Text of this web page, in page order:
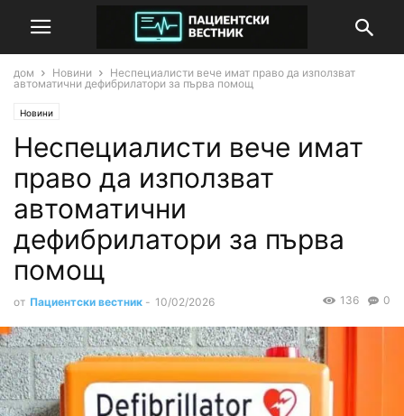
дом Новини
Неспециалисти вече имат право да използват
автоматични дефибрилатори за първа помощ
Новини
Неспециалисти вече имат
право да използват
автоматични
дефибрилатори за първа
помощ
от Пациентски вестник - 10/02/2026 0
136